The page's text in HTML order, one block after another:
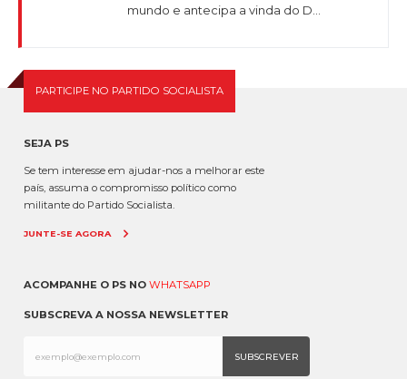
mundo e antecipa a vinda do D...
PARTICIPE NO PARTIDO SOCIALISTA
SEJA PS
Se tem interesse em ajudar-nos a melhorar este
país, assuma o compromisso político como
militante do Partido Socialista.
JUNTE-SE AGORA
ACOMPANHE O PS NO WHATSAPP
SUBSCREVA A NOSSA NEWSLETTER